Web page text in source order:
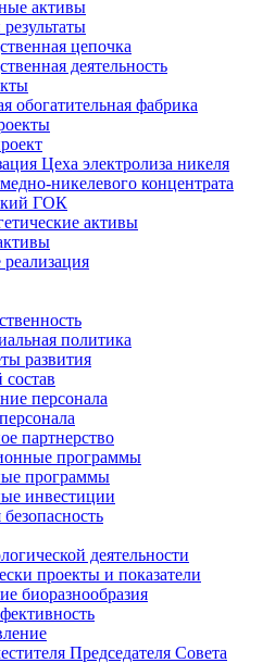
активы
цепочка
деятельность
обогатительная фабрика
Цеха электролиза никеля
никелевого концентрата
ГОК
активы
политика
развития
персонала
партнерство
программы
программы
инвестиции
деятельности
проекты и показатели
биоразнообразия
Председателя Совета